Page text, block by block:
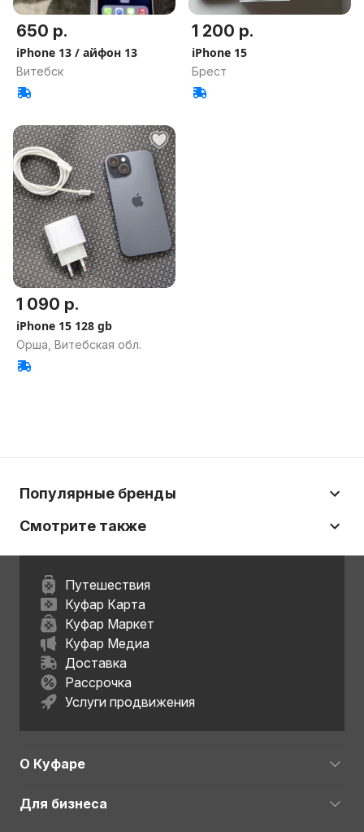
650 р.
iPhone 13 / айфон 13
Витебск
1 200 р.
iPhone 15
Брест
1 090 р.
iPhone 15 128 gb
Орша, Витебская обл.
Популярные бренды
Смотрите также
Путешествия
Куфар Карта
Куфар Маркет
Куфар Медиа
Доставка
Рассрочка
Услуги продвижения
О Куфаре
Для бизнеса